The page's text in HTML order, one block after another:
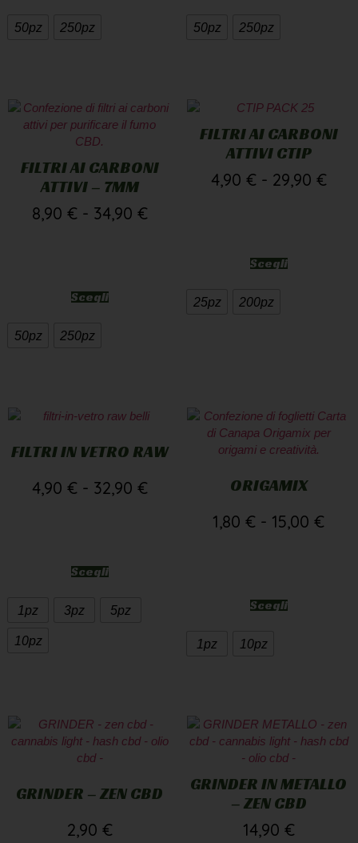
50pz 250pz 50pz 250pz
FILTRI AI CARBONI
ATTIVI – 7MM
8,90 € - 34,90 €
Scegli
50pz 250pz
FILTRI AI CARBONI
ATTIVI CTIP
4,90 € - 29,90 €
Scegli
25pz 200pz
FILTRI IN VETRO RAW
4,90 € - 32,90 €
Scegli
1pz 3pz 5pz
10pz
ORIGAMIX
1,80 € - 15,00 €
Scegli
1pz 10pz
GRINDER – ZEN CBD
2,90 €
GRINDER IN METALLO
– ZEN CBD
14,90 €